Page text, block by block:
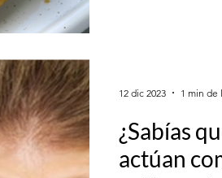
¿Sabías
actúan
12 dic 2023 1 min de